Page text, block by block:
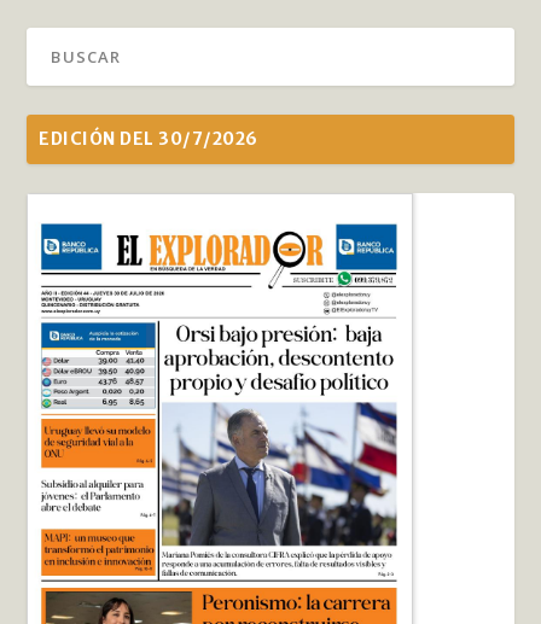
EDICIÓN DEL 30/7/2026